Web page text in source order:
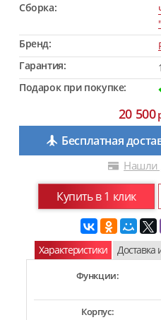
Сборка:
Бренд:
Гарантия:
Подарок при покупке:
20 500
Бесплатная
Нашли
Купить в 1 клик
Характеристики Доставка
Функции:
Корпус: